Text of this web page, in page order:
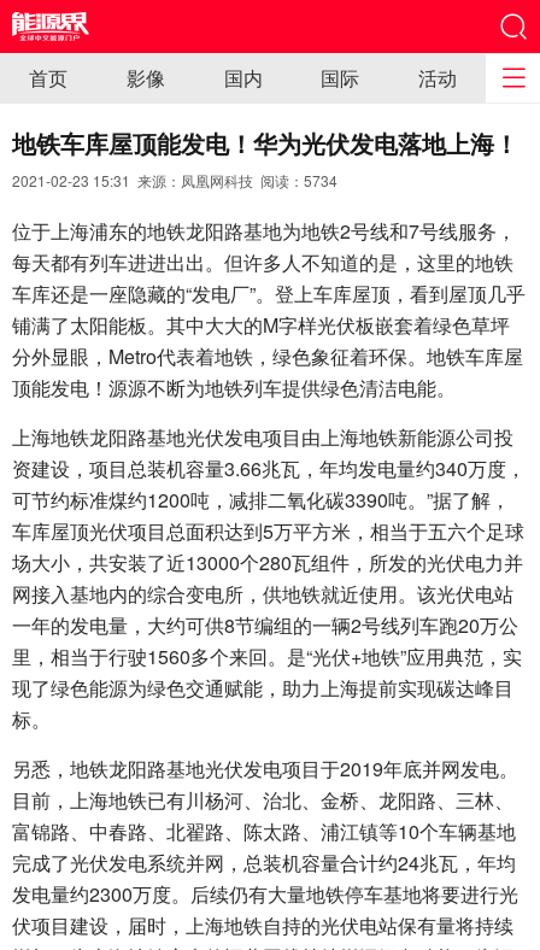
首页 影像 国内 国际 活动
地铁车库屋顶能发电！华为光伏发电落地上海！
2021-02-23 15:31 来源：凤凰网科技 阅读： 5734
位于上海浦东的地铁龙阳路基地为地铁2号线和7号线服务，
每天都有列车进进出出。但许多人不知道的是，这里的地铁
车库还是一座隐藏的“发电厂”。登上车库屋顶，看到屋顶几乎
铺满了太阳能板。其中大大的M字样光伏板嵌套着绿色草坪
分外显眼，Metro代表着地铁，绿色象征着环保。地铁车库屋
顶能发电！源源不断为地铁列车提供绿色清洁电能。
上海地铁龙阳路基地光伏发电项目由上海地铁新能源公司投
资建设，项目总装机容量3.66兆瓦，年均发电量约340万度，
可节约标准煤约1200吨，减排二氧化碳3390吨。”据了解，
车库屋顶光伏项目总面积达到5万平方米，相当于五六个足球
场大小，共安装了近13000个280瓦组件，所发的光伏电力并
网接入基地内的综合变电所，供地铁就近使用。该光伏电站
一年的发电量，大约可供8节编组的一辆2号线列车跑20万公
里，相当于行驶1560多个来回。是“光伏+地铁”应用典范，实
现了绿色能源为绿色交通赋能，助力上海提前实现碳达峰目
标。
另悉，地铁龙阳路基地光伏发电项目于2019年底并网发电。
目前，上海地铁已有川杨河、治北、金桥、龙阳路、三林、
富锦路、中春路、北翟路、陈太路、浦江镇等10个车辆基地
完成了光伏发电系统并网，总装机容量合计约24兆瓦，年均
发电量约2300万度。后续仍有大量地铁停车基地将要进行光
伏项目建设，届时，上海地铁自持的光伏电站保有量将持续